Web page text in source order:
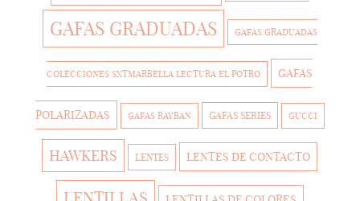
GAFAS GRADUADAS GAFAS GRADUADAS
COLECCIONES SXTMARBELLA LECTURA EL POTRO GAFAS
POLARIZADAS GAFAS RAYBAN GAFAS SERIES GUCCI
HAWKERS LENTES LENTES DE CONTACTO